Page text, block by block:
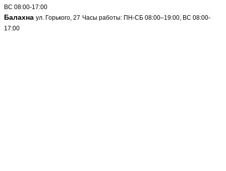
ВС 08:00-17:00
Балахна ул. Горького, 27 Часы работы: ПН-СБ 08:00–19:00, ВС 08:00-
17:00